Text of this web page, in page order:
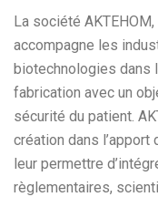
La société
accompagne les
biotechnologies dans
fabrication avec un
sécurité du patient.
création dans
leur permettre
règlementaires,